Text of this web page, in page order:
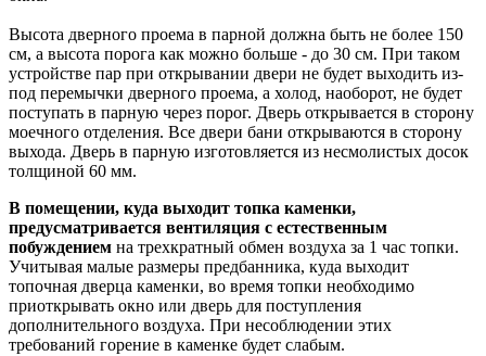
Высота дверного проема в парной должна быть не более 150
см, а высота порога как можно больше - до 30 см. При таком
устройстве пар при открывании двери не будет выходить из-
под перемычки дверного проема, а холод, наоборот, не будет
поступать в парную через порог. Дверь открывается в сторону
моечного отделения. Все двери бани открываются в сторону
выхода. Дверь в парную изготовляется из несмолистых досок
толщиной 60 мм.
В помещении, куда выходит топка каменки,
предусматривается вентиляция с естественным
побуждением на трехкратный обмен воздуха за 1 час топки.
Учитывая малые размеры предбанника, куда выходит
топочная дверца каменки, во время топки необходимо
приоткрывать окно или дверь для поступления
дополнительного воздуха. При несоблюдении этих
требований горение в каменке будет слабым.